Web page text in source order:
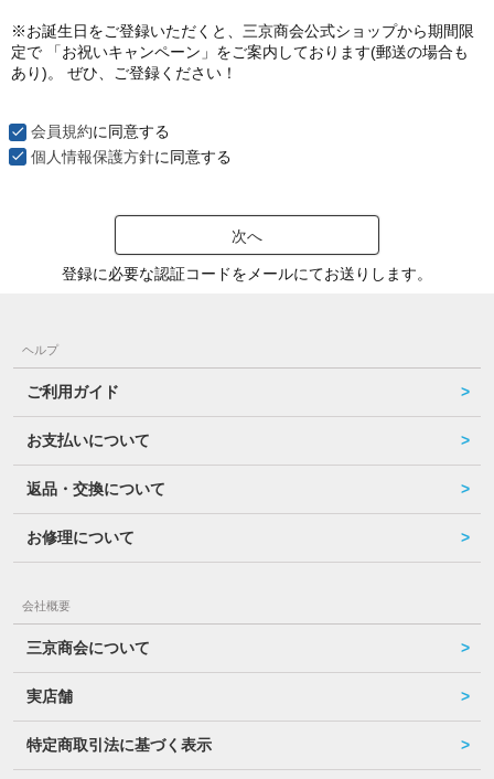
※お誕生日をご登録いただくと、三京商会公式ショップから期間限
定で 「お祝いキャンペーン」をご案内しております(郵送の場合も
あり)。 ぜひ、ご登録ください！
会員規約に同意する
個人情報保護方針に同意する
次へ
登録に必要な認証コードをメールにてお送りします。
ヘルプ
ご利用ガイド
お支払いについて
返品・交換について
お修理について
会社概要
三京商会について
実店舗
特定商取引法に基づく表示